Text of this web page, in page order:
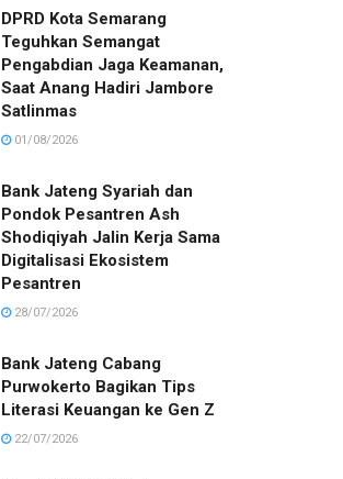
DPRD Kota Semarang
Teguhkan Semangat
Pengabdian Jaga Keamanan,
Saat Anang Hadiri Jambore
Satlinmas
01/08/2026
Bank Jateng Syariah dan
Pondok Pesantren Ash
Shodiqiyah Jalin Kerja Sama
Digitalisasi Ekosistem
Pesantren
28/07/2026
Bank Jateng Cabang
Purwokerto Bagikan Tips
Literasi Keuangan ke Gen Z
22/07/2026